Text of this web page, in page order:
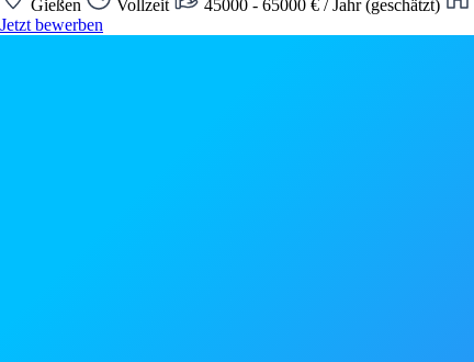
Gießen Vollzeit 45000 - 65000 € / Jahr (geschätzt)
Jetzt bewerben